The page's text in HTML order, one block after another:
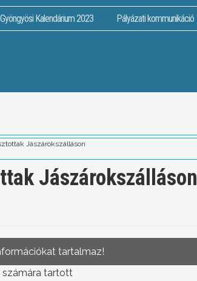
Gyöngyösi Kalendárium 2023 Pályázati kommunikáció
Jászárokszálláson
Jászárokszálláson
tartalmaz!
számára tartott